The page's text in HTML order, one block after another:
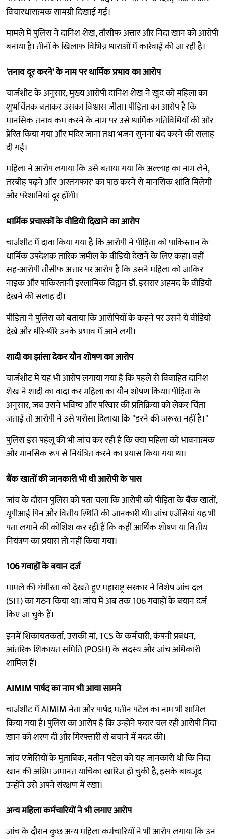
विचारधारात्मक सामग्री दिखाई गई।
मामले में पुलिस ने दानिश शेख, तौसीफ अत्तार और निदा खान को आरोपी
बनाया है। तीनों के खिलाफ विभिन्न धाराओं में कार्रवाई की जा रही है।
'तनाव दूर करने' के नाम पर धार्मिक प्रभाव का आरोप
चार्जशीट के अनुसार, मुख्य आरोपी दानिश शेख ने खुद को महिला का
शुभचिंतक बताकर उसका विश्वास जीता। पीड़िता का आरोप है कि
मानसिक तनाव कम करने के नाम पर उसे धार्मिक गतिविधियों की ओर
प्रेरित किया गया और मंदिर जाना तथा भजन सुनना बंद करने की सलाह
दी गई।
महिला ने आरोप लगाया कि उसे बताया गया कि अल्लाह का नाम लेने,
तस्बीह पढ़ने और 'अस्तगफार' का पाठ करने से मानसिक शांति मिलेगी
और परेशानियां दूर होंगी।
धार्मिक प्रचारकों के वीडियो दिखाने का आरोप
चार्जशीट में दावा किया गया है कि आरोपी ने पीड़िता को पाकिस्तान के
धार्मिक उपदेशक तारिक जमील के वीडियो देखने के लिए कहा। वहीं
सह-आरोपी तौसीफ अत्तार पर आरोप है कि उसने महिला को जाकिर
नाइक और पाकिस्तानी इस्लामिक विद्वान डॉ. इसरार अहमद के वीडियो
देखने की सलाह दी।
पीड़िता ने पुलिस को बताया कि आरोपियों के कहने पर उसने ये वीडियो
देखे और धीरे-धीरे उनके प्रभाव में आने लगी।
शादी का झांसा देकर यौन शोषण का आरोप
चार्जशीट में यह भी आरोप लगाया गया है कि पहले से विवाहित दानिश
शेख ने शादी का वादा कर महिला का यौन शोषण किया। पीड़िता के
अनुसार, जब उसने भविष्य और परिवार की प्रतिक्रिया को लेकर चिंता
जताई तो आरोपी ने उसे भरोसा दिलाया कि "डरने की जरूरत नहीं है।"
पुलिस इस पहलू की भी जांच कर रही है कि क्या महिला को भावनात्मक
और मानसिक रूप से नियंत्रित करने का प्रयास किया गया था।
बैंक खातों की जानकारी भी थी आरोपी के पास
जांच के दौरान पुलिस को पता चला कि आरोपी को पीड़िता के बैंक खातों,
यूपीआई पिन और वित्तीय स्थिति की जानकारी थी। जांच एजेंसियां यह भी
पता लगाने की कोशिश कर रही हैं कि कहीं आर्थिक शोषण या वित्तीय
नियंत्रण का प्रयास तो नहीं किया गया।
106 गवाहों के बयान दर्ज
मामले की गंभीरता को देखते हुए महाराष्ट्र सरकार ने विशेष जांच दल
(SIT) का गठन किया था। जांच में अब तक 106 गवाहों के बयान दर्ज
किए जा चुके हैं।
इनमें शिकायतकर्ता, उसकी मां, TCS के कर्मचारी, कंपनी प्रबंधन,
आंतरिक शिकायत समिति (POSH) के सदस्य और जांच अधिकारी
शामिल हैं।
AIMIM पार्षद का नाम भी आया सामने
चार्जशीट में AIMIM नेता और पार्षद मतीन पटेल का नाम भी शामिल
किया गया है। पुलिस का आरोप है कि उन्होंने फरार चल रही आरोपी निदा
खान को शरण दी और गिरफ्तारी से बचाने में मदद की।
जांच एजेंसियों के मुताबिक, मतीन पटेल को यह जानकारी थी कि निदा
खान की अग्रिम जमानत याचिका खारिज हो चुकी है, इसके बावजूद
उन्होंने उसे अपने संरक्षण में रखा।
अन्य महिला कर्मचारियों ने भी लगाए आरोप
जांच के दौरान कुछ अन्य महिला कर्मचारियों ने भी आरोप लगाया कि उन